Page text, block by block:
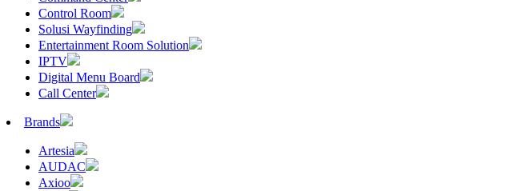
Control Room
Solusi Wayfinding
Entertainment Room Solution
IPTV
Digital Menu Board
Call Center
Brands
Artesia
AUDAC
Axioo